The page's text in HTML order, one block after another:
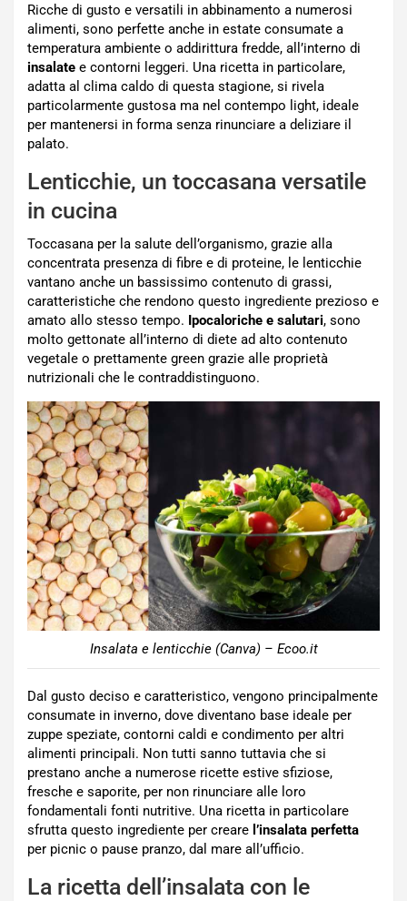
Ricche di gusto e versatili in abbinamento a numerosi
alimenti, sono perfette anche in estate consumate a
temperatura ambiente o addirittura fredde, all’interno di
insalate e contorni leggeri. Una ricetta in particolare,
adatta al clima caldo di questa stagione, si rivela
particolarmente gustosa ma nel contempo light, ideale
per mantenersi in forma senza rinunciare a deliziare il
palato.
Lenticchie, un toccasana versatile
in cucina
Toccasana per la salute dell’organismo, grazie alla
concentrata presenza di fibre e di proteine, le lenticchie
vantano anche un bassissimo contenuto di grassi,
caratteristiche che rendono questo ingrediente prezioso e
amato allo stesso tempo. Ipocaloriche e salutari, sono
molto gettonate all’interno di diete ad alto contenuto
vegetale o prettamente green grazie alle proprietà
nutrizionali che le contraddistinguono.
Insalata e lenticchie (Canva) – Ecoo.it
Dal gusto deciso e caratteristico, vengono principalmente
consumate in inverno, dove diventano base ideale per
zuppe speziate, contorni caldi e condimento per altri
alimenti principali. Non tutti sanno tuttavia che si
prestano anche a numerose ricette estive sfiziose,
fresche e saporite, per non rinunciare alle loro
fondamentali fonti nutritive. Una ricetta in particolare
sfrutta questo ingrediente per creare l’insalata perfetta
per picnic o pause pranzo, dal mare all’ufficio.
La ricetta dell’insalata con le